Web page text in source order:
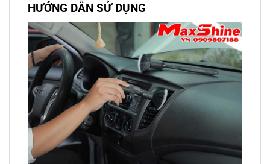
HƯỚNG DẪN SỬ DỤNG